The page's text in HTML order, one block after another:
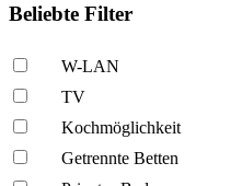
Beliebte Filter
W-LAN
TV
Kochmöglich­keit
Getrennte Betten